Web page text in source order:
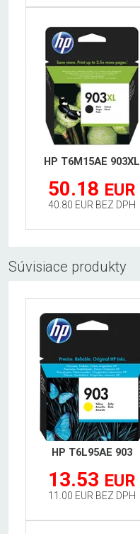
HP T6M15AE 903XL
50.18 EUR
40.80 EUR BEZ DPH
Súvisiace produkty
HP T6L95AE 903
13.53 EUR
11.00 EUR BEZ DPH